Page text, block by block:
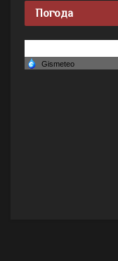
Погода